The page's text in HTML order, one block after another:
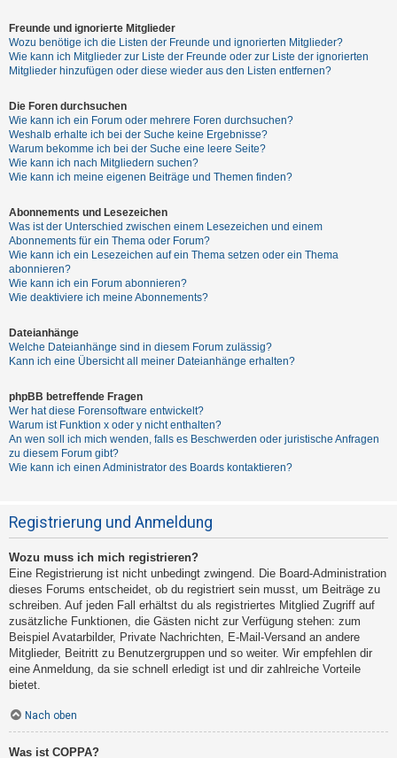
T
h
e
e
n
u
c
h
e
F
A
Freunde und ignorierte Mitglieder
Wozu benötige ich die Listen der Freunde und ignorierten Mitglieder?
Wie kann ich Mitglieder zur Liste der Freunde oder zur Liste der ignorierten
Mitglieder hinzufügen oder diese wieder aus den Listen entfernen?
Die Foren durchsuchen
Wie kann ich ein Forum oder mehrere Foren durchsuchen?
Weshalb erhalte ich bei der Suche keine Ergebnisse?
Warum bekomme ich bei der Suche eine leere Seite?
Wie kann ich nach Mitgliedern suchen?
Wie kann ich meine eigenen Beiträge und Themen finden?
Abonnements und Lesezeichen
Was ist der Unterschied zwischen einem Lesezeichen und einem
Abonnements für ein Thema oder Forum?
Wie kann ich ein Lesezeichen auf ein Thema setzen oder ein Thema
abonnieren?
Wie kann ich ein Forum abonnieren?
Wie deaktiviere ich meine Abonnements?
Dateianhänge
Welche Dateianhänge sind in diesem Forum zulässig?
Kann ich eine Übersicht all meiner Dateianhänge erhalten?
phpBB betreffende Fragen
Wer hat diese Forensoftware entwickelt?
Warum ist Funktion x oder y nicht enthalten?
An wen soll ich mich wenden, falls es Beschwerden oder juristische Anfragen
zu diesem Forum gibt?
Wie kann ich einen Administrator des Boards kontaktieren?
Registrierung und Anmeldung
Wozu muss ich mich registrieren?
Eine Registrierung ist nicht unbedingt zwingend. Die Board-Administration
dieses Forums entscheidet, ob du registriert sein musst, um Beiträge zu
schreiben. Auf jeden Fall erhältst du als registriertes Mitglied Zugriff auf
zusätzliche Funktionen, die Gästen nicht zur Verfügung stehen: zum
Beispiel Avatarbilder, Private Nachrichten, E-Mail-Versand an andere
Mitglieder, Beitritt zu Benutzergruppen und so weiter. Wir empfehlen dir
eine Anmeldung, da sie schnell erledigt ist und dir zahlreiche Vorteile
bietet.
Nach oben
Was ist COPPA?